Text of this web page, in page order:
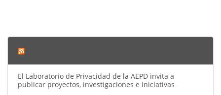
El Laboratorio de Privacidad de la AEPD invita a
publicar proyectos, investigaciones e iniciativas